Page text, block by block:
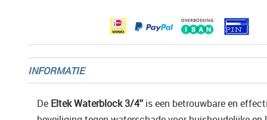
INFORMATIE
De Eltek Waterblock 3/4'' is een betrouwbare en